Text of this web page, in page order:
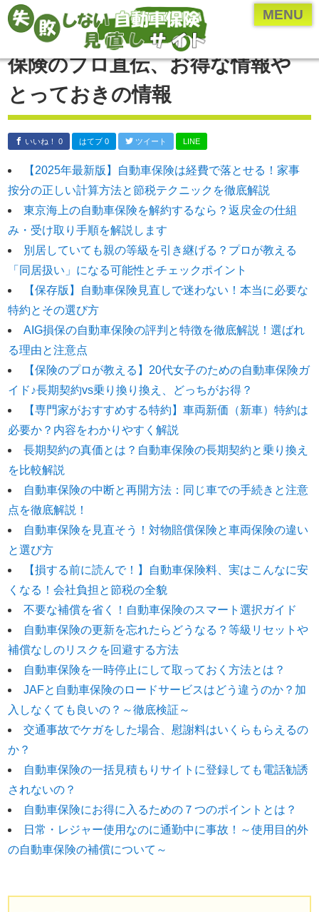
MENU
ページメニュー一覧
乗り換え(切り替え)・見直しについて
保険のプロ直伝、お得な情報やとっておきの情報
各保険会社・保険業界の研究
自動車保険の付随知識
運営者について
運営者：河原あたる
保険代理店に勤める現役の
保険営業マン。
代理店に勤める前は
ペーパードライバー。
保険業界に入るまで
自動車保険の知識は全くなかった。
現在では年間７００件以上の
自動車保険の新規・変更手続き、
年間３００件以上の
自動車事故の対応を行う。
自動車事故の場合には
直接現場に行き、
契約者と相手との交渉なども行う。
自動車保険の知識ゼロから様々な経験を重ねることで理解した
知識を、
もっと多くの人に知ってほしいと願い、このサイトを立ち上げ
る。
Read More…
サイト運営情報
プライバシーポリシー（個人情報保護方針）
免責事項
お問い合わせフォーム
サイトマップ
保険のプロ直伝、お得な情報や
とっておきの情報
いいね！ 0 はてブ 0 ツイート LINE
【2025年最新版】自動車保険は経費で落とせる！家事
按分の正しい計算方法と節税テクニックを徹底解説
東京海上の自動車保険を解約するなら？返戻金の仕組
み・受け取り手順を解説します
別居していても親の等級を引き継げる？プロが教える
「同居扱い」になる可能性とチェックポイント
【保存版】自動車保険見直しで迷わない！本当に必要な
特約とその選び方
AIG損保の自動車保険の評判と特徴を徹底解説！選ばれ
る理由と注意点
【保険のプロが教える】20代女子のための自動車保険ガ
イド♪長期契約vs乗り換り換え、どっちがお得？
【専門家がおすすめする特約】車両新価（新車）特約は
必要か？内容をわかりやすく解説
長期契約の真価とは？自動車保険の長期契約と乗り換え
を比較解説
自動車保険の中断と再開方法：同じ車での手続きと注意
点を徹底解説！
自動車保険を見直そう！対物賠償保険と車両保険の違い
と選び方
【損する前に読んで！】自動車保険料、実はこんなに安
くなる！会社負担と節税の全貌
不要な補償を省く！自動車保険のスマート選択ガイド
自動車保険の更新を忘れたらどうなる？等級リセットや
補償なしのリスクを回避する方法
自動車保険を一時停止にして取っておく方法とは？
JAFと自動車保険のロードサービスはどう違うのか？加
入しなくても良いの？～徹底検証～
交通事故でケガをした場合、慰謝料はいくらもらえるの
か？
自動車保険の一括見積もりサイトに登録しても電話勧誘
されないの？
自動車保険にお得に入るための７つのポイントとは？
日常・レジャー使用なのに通勤中に事故！～使用目的外
の自動車保険の補償について～